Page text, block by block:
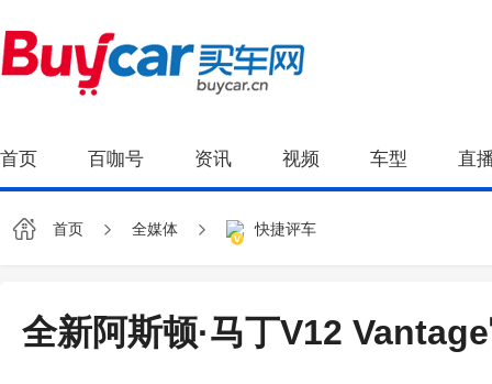
首页 百咖号 资讯 视频 车型 直
首页 全媒体 快捷评车
全新阿斯顿·马丁V12